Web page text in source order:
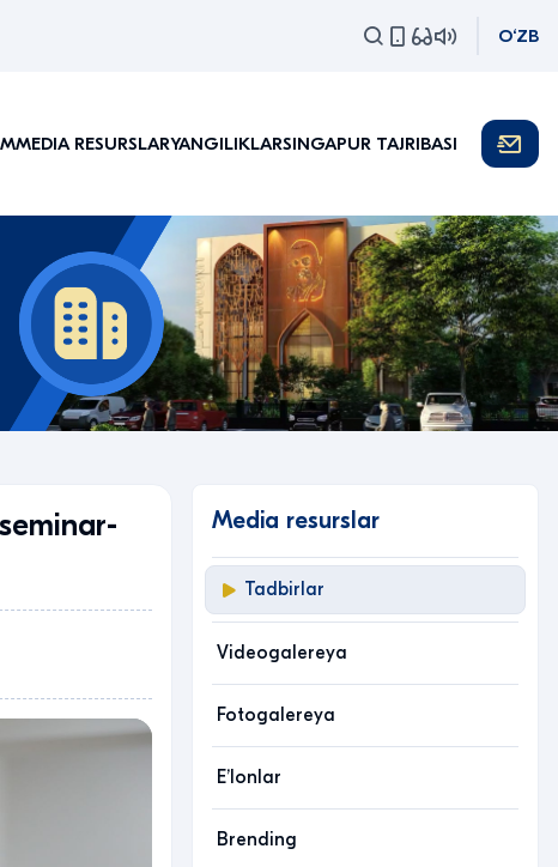
O‘ZB
MEDIA RESURSLARYANGILIKLARSINGAPUR TAJRIBASI
Media resurslar
Tadbirlar
Videogalereya
Fotogalereya
Eʼlonlar
Brending